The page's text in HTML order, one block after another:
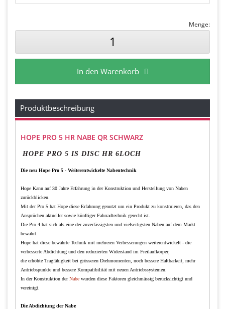
Menge:
In den Warenkorb
Produktbeschreibung
HOPE PRO 5 HR NABE QR SCHWARZ
HOPE PRO 5 IS DISC HR 6LOCH
Die neu Hope Pro 5 - Weiterentwickelte Nabentechnik
Hope Kann auf 30 Jahre Erfahrung in der Konstruktion und Herstellung von Naben
zurückblicken.
Mit der Pro 5 hat Hope diese Erfahrung genutzt um ein Produkt zu konstruieren, das den
Ansprüchen aktueller sowie künftiger Fahrradtechnik gerecht ist.
Die Pro 4 hat sich als eine der zuverlässigsten und vielseitigsten Naben auf dem Markt
bewährt.
Hope hat diese bewährte Technik mit mehreren Verbesserungen weiterentwickelt - die
verbesserte Abdichtung und den reduzierten Widerstand im Freilaufkörper,
die erhöhte Tragfähigkeit bei grösseren Drehmomenten, noch bessere Haltbarkeit, mehr
Antriebspunkte und bessere Kompatibilität mit neuen Antriebssystemen.
In der Konstruktion derNabe wurden diese Faktoren gleichmässig berücksichtigt und
vereinigt.
Die Abdichtung der Nabe